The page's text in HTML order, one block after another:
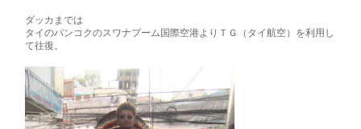
ダッカまでは
タイのバンコクのスワナプーム国際空港よりＴＧ（タイ航空）を利用し
て往復。